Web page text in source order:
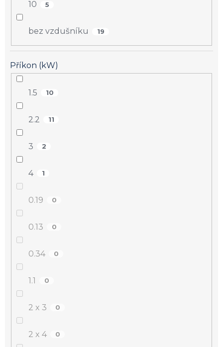
10 5
bez vzdušníku 19
Příkon (kW)
1.5 10
2.2 11
3 2
4 1
0.19 0
0.13 0
0.34 0
1.1 0
2 x 3 0
2 x 4 0